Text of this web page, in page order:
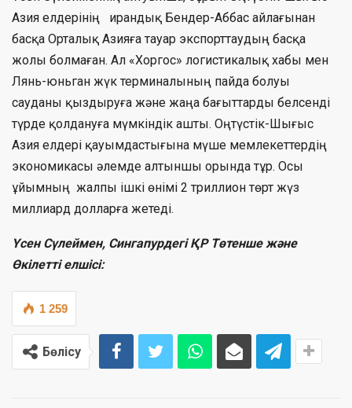
Азия елдерінің ирандық Бендер-Аббас айлағынан
басқа Орталық Азияға тауар экспорттаудың басқа
жолы болмаған. Ал «Хоргос» логистикалық хабы мен
Лянь-юньган жүк терминалының пайда болуы
сауданы қыздыруға және жаңа бағыттарды белсенді
түрде қолдануға мүмкіндік ашты. Оңтүстік-Шығыс
Азия елдері қауымдастығына мүше мемлекеттердің
экономикасы әлемде алтыншы орында тұр. Осы
ұйымның жалпы ішкі өнімі 2 триллион төрт жүз
миллиард долларға жетеді.
Үсен Сүлеймен, Сингапурдегі ҚР Төтенше және
Өкілетті елшісі:
1 259
Бөлісу